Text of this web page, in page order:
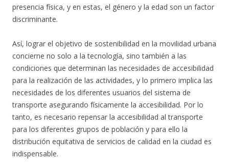
presencia física, y en estas, el género y la edad son un factor
discriminante.
Así, lograr el objetivo de sostenibilidad en la movilidad urbana
concierne no solo a la tecnología, sino también a las
condiciones que determinan las necesidades de accesibilidad
para la realización de las actividades, y lo primero implica las
necesidades de los diferentes usuarios del sistema de
transporte asegurando físicamente la accesibilidad. Por lo
tanto, es necesario repensar la accesibilidad al transporte
para los diferentes grupos de población y para ello la
distribución equitativa de servicios de calidad en la ciudad es
indispensable.